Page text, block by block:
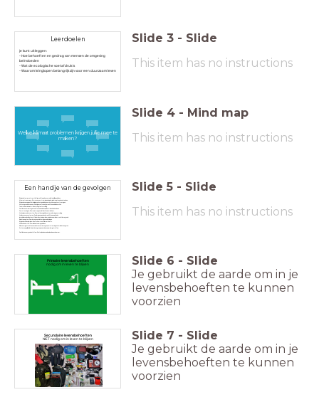
Leerdoelen
je kunt uitleggen:
- Hoe behoeften en gedrag van mensen de omgeving
beïnvloeden
- Wat de ecologische voetafdruk is
- Waarom kringlopen belangrijk zijn voor een duurzaam leven
Slide 3 - Slide
This item has no instructions
Welke klimaat problemen krijgen jullie mee te
maken?
Slide 4 - Mind map
This item has no instructions
Een handje van de gevolgen Slide 5 - Slide
This item has no instructions
Primaire levensbehoeften
nodig om in leven te blijven
Slide 6 - Slide
Je gebruikt de aarde om in je
levensbehoeften te kunnen
voorzien
Secundaire levensbehoeften
NIET nodig om in leven te blijven
Slide 7 - Slide
Je gebruikt de aarde om in je
levensbehoeften te kunnen
voorzien